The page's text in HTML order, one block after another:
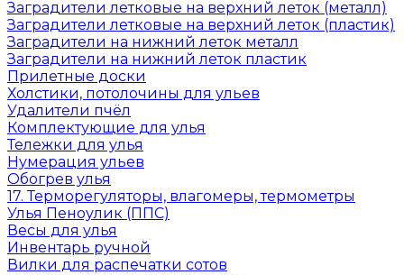
Заградители летковые на верхний леток (металл)
Заградители летковые на верхний леток (пластик)
Заградители на нижний леток металл
Заградители на нижний леток пластик
Прилетные доски
Холстики, потолочины для ульев
Удалители пчёл
Комплектующие для улья
Тележки для улья
Нумерация ульев
Обогрев улья
17. Терморегуляторы, влагомеры, термометры
Улья Пеноулик (ППС)
Весы для улья
Инвентарь ручной
Вилки для распечатки сотов